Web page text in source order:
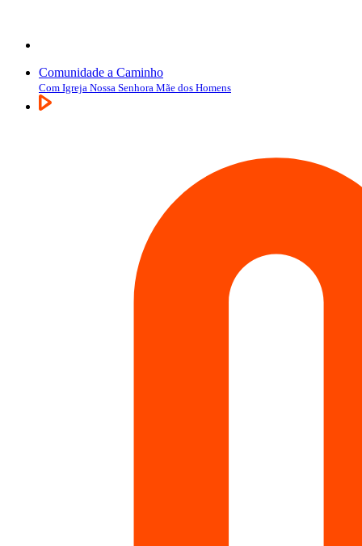
Comunidade a Caminho
Com Igreja Nossa Senhora Mãe dos Homens